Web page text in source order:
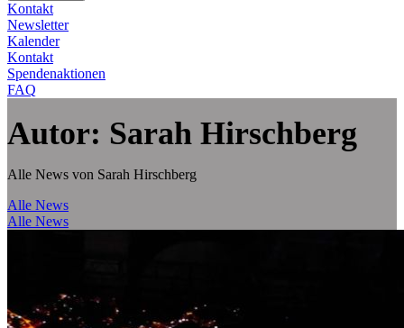
Kontakt
Newsletter
Kalender
Kontakt
Spendenaktionen
FAQ
Autor: Sarah Hirschberg
Alle News von Sarah Hirschberg
Alle News
Alle News